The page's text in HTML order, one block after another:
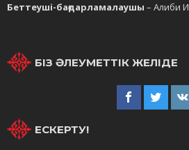
Беттеуші-бағдарламалаушы – Алиби
БІЗ ӘЛЕУМЕТТІК ЖЕЛІДЕ
ЕСКЕРТУ!